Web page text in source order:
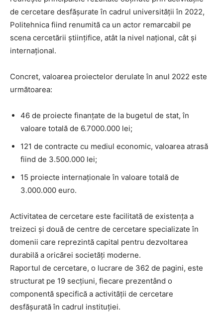
de cercetare desfășurate în cadrul universității în 2022,
Politehnica fiind renumită ca un actor remarcabil pe
scena cercetării științifice, atât la nivel național, cât și
internațional.
Concret, valoarea proiectelor derulate în anul 2022 este
următoarea:
46 de proiecte finanțate de la bugetul de stat, în
valoare totală de 6.7000.000 lei;
121 de contracte cu mediul economic, valoarea atrasă
fiind de 3.500.000 lei;
15 proiecte internaționale în valoare totală de
3.000.000 euro.
Activitatea de cercetare este facilitată de existența a
treizeci și două de centre de cercetare specializate în
domenii care reprezintă capital pentru dezvoltarea
durabilă a oricărei societăţi moderne.
Raportul de cercetare, o lucrare de 362 de pagini, este
structurat pe 19 secțiuni, fiecare prezentând o
componentă specifică a activității de cercetare
desfășurată în cadrul instituției.